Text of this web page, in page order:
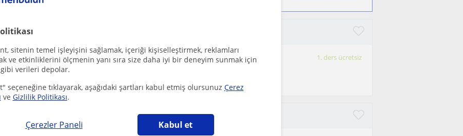
sitenin temel işleyişini sağlamak, içeriği kişiselleştirmek, reklamları
ve etkinliklerini ölçmenin yanı sıra size daha iyi bir deneyim sunmak için
verileri depolar.
seçeneğine tıklayarak, aşağıdaki şartları kabul etmiş olursunuz Çerez
ve Gizlilik Politikası.
Çerezler Paneli Kabul et
Konya Sehri Almanca 1. ders ücretsiz
Her yaştan ders veren almanca öğretmeni